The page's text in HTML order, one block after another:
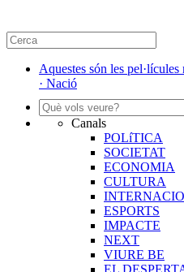
Aquestes són les pel·lícules
· Nació
Canals
POLíTICA
SOCIETAT
ECONOMIA
CULTURA
ESPORTS
IMPACTE
NEXT
VIURE BE
EL